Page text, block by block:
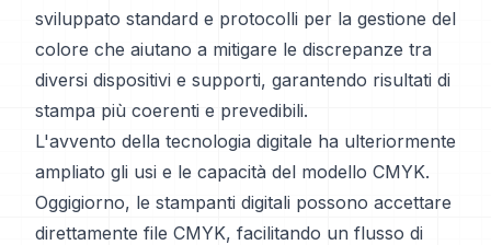
sviluppato standard e protocolli per la gestione del
colore che aiutano a mitigare le discrepanze tra
diversi dispositivi e supporti, garantendo risultati di
stampa più coerenti e prevedibili.
L'avvento della tecnologia digitale ha ulteriormente
ampliato gli usi e le capacità del modello CMYK.
Oggigiorno, le stampanti digitali possono accettare
direttamente file CMYK, facilitando un flusso di